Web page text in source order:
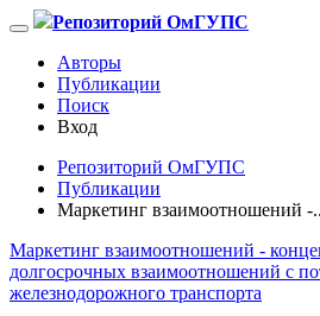
Репозиторий ОмГУПС
Авторы
Публикации
Поиск
Вход
Репозиторий ОмГУПС
Публикации
Маркетинг взаимоотношений -
Маркетинг взаимоотношений -
долгосрочных взаимоотношений с
железнодорожного транспорта